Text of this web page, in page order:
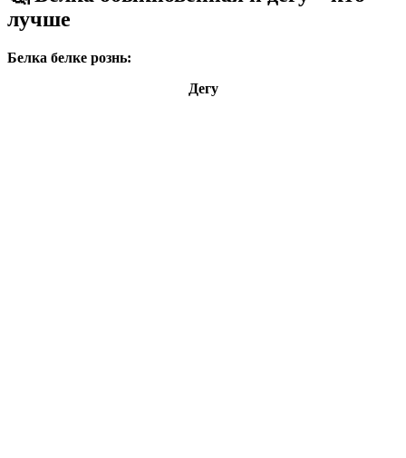
лучше
Белка белке рознь:
Дегу